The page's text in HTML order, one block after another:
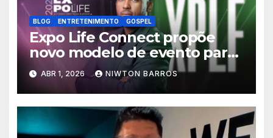
BLOG ENTRETENIMENTO GOSPEL
Expo Life Connect propõe
novo modelo de evento para
unir fé, negócios e liderança
na Europa
ABR 1, 2026 NIWTON BARROS